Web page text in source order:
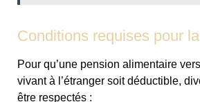
Conditions requises pour
Pour qu’une pension alimentaire
vivant à l’étranger soit déductible,
être respectés :